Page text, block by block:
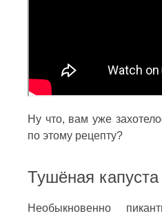
Ну что, вам уже
по этому рецепту?
Тушёная
Необыкновенно